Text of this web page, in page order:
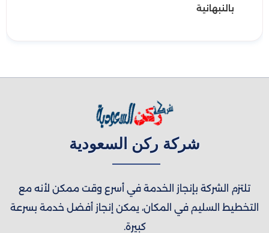
بالنبهانية
شركة ركن السعودية
تلتزم الشركة بإنجاز الخدمة في أسرع وقت ممكن لأنه مع
التخطيط السليم في المكان، يمكن إنجاز أفضل خدمة بسرعة
كبيرة.